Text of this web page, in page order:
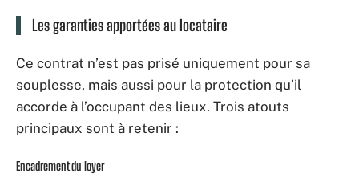
Les garanties apportées au locataire
Ce contrat n’est pas prisé uniquement pour sa
souplesse, mais aussi pour la protection qu’il
accorde à l’occupant des lieux. Trois atouts
principaux sont à retenir :
Encadrement du loyer